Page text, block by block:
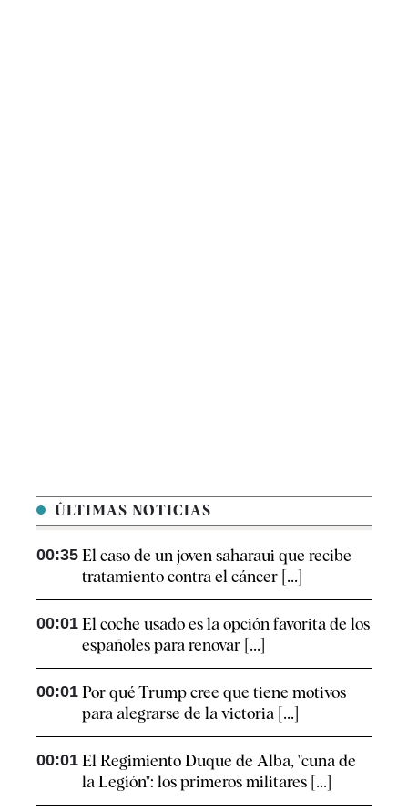
ÚLTIMAS NOTICIAS
00:35 El caso de un joven saharaui que recibe
tratamiento contra el cáncer [...]
00:01 El coche usado es la opción favorita de los
españoles para renovar [...]
00:01 Por qué Trump cree que tiene motivos
para alegrarse de la victoria [...]
00:01 El Regimiento Duque de Alba, "cuna de
la Legión": los primeros militares [...]